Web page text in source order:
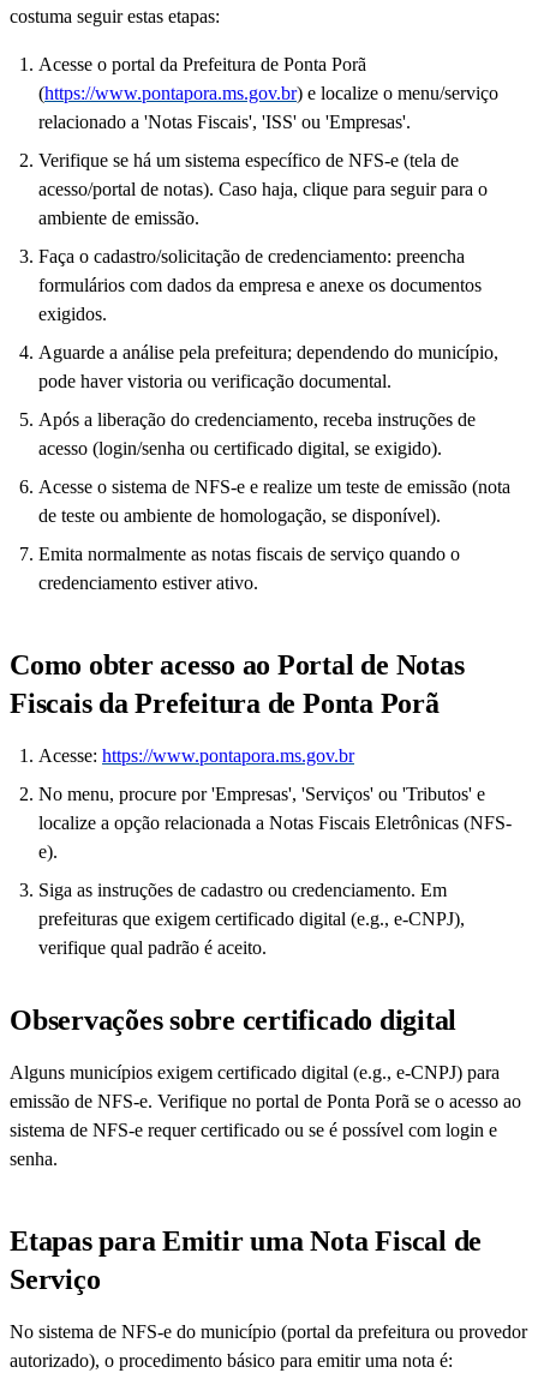
costuma seguir estas etapas:
Acesse o portal da Prefeitura de Ponta Porã
(https://www.pontapora.ms.gov.br) e localize o menu/serviço
relacionado a 'Notas Fiscais', 'ISS' ou 'Empresas'.
Verifique se há um sistema específico de NFS-e (tela de
acesso/portal de notas). Caso haja, clique para seguir para o
ambiente de emissão.
Faça o cadastro/solicitação de credenciamento: preencha
formulários com dados da empresa e anexe os documentos
exigidos.
Aguarde a análise pela prefeitura; dependendo do município,
pode haver vistoria ou verificação documental.
Após a liberação do credenciamento, receba instruções de
acesso (login/senha ou certificado digital, se exigido).
Acesse o sistema de NFS-e e realize um teste de emissão (nota
de teste ou ambiente de homologação, se disponível).
Emita normalmente as notas fiscais de serviço quando o
credenciamento estiver ativo.
Como obter acesso ao Portal de Notas
Fiscais da Prefeitura de Ponta Porã
Acesse: https://www.pontapora.ms.gov.br
No menu, procure por 'Empresas', 'Serviços' ou 'Tributos' e
localize a opção relacionada a Notas Fiscais Eletrônicas (NFS-
e).
Siga as instruções de cadastro ou credenciamento. Em
prefeituras que exigem certificado digital (e.g., e-CNPJ),
verifique qual padrão é aceito.
Observações sobre certificado digital
Alguns municípios exigem certificado digital (e.g., e-CNPJ) para
emissão de NFS-e. Verifique no portal de Ponta Porã se o acesso ao
sistema de NFS-e requer certificado ou se é possível com login e
senha.
Etapas para Emitir uma Nota Fiscal de
Serviço
No sistema de NFS-e do município (portal da prefeitura ou provedor
autorizado), o procedimento básico para emitir uma nota é: